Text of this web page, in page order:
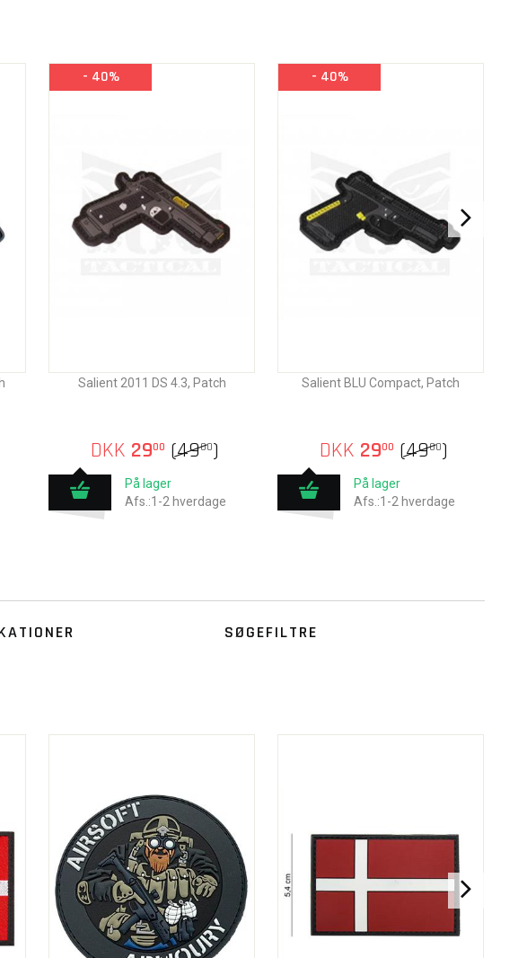
- 40%
Salient 2011 DS 4.3, Patch
DKK 2900 (4900)
På lager
Afs.:1-2 hverdage
- 40%
Salient BLU Compact, Patch
DKK 2900 (4900)
På lager
Afs.:1-2 hverdage
SØGEFILTRE